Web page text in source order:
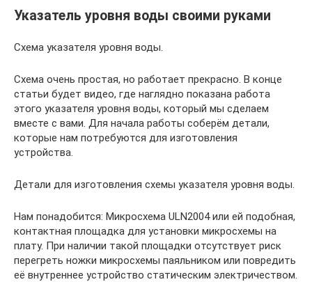
Указатель уровня воды своими руками
Схема указателя уровня воды.
Схема очень простая, но работает прекрасно. В конце
статьи будет видео, где наглядно показана работа
этого указателя уровня воды, который мы сделаем
вместе с вами. Для начала работы соберём детали,
которые нам потребуются для изготовления
устройства.
Детали для изготовления схемы указателя уровня воды.
Нам понадобится: Микросхема ULN2004 или ей подобная,
контактная площадка для установки микросхемы на
плату. При наличии такой площадки отсутствует риск
перегреть ножки микросхемы паяльником или повредить
её внутреннее устройство статическим электричеством.